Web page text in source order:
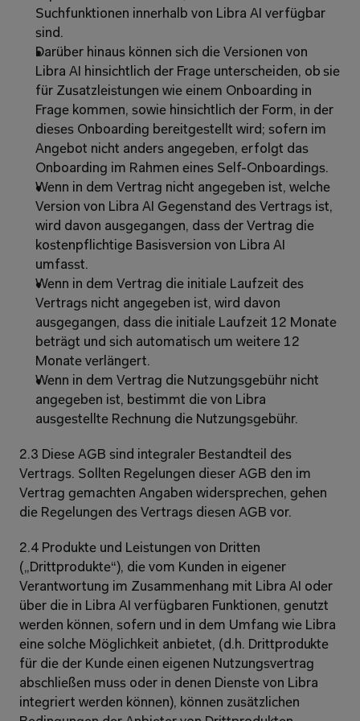
Suchfunktionen innerhalb von Libra AI verfügbar
sind.
Darüber hinaus können sich die Versionen von
Libra AI hinsichtlich der Frage unterscheiden, ob sie
für Zusatzleistungen wie einem Onboarding in
Frage kommen, sowie hinsichtlich der Form, in der
dieses Onboarding bereitgestellt wird; sofern im
Angebot nicht anders angegeben, erfolgt das
Onboarding im Rahmen eines Self-Onboardings.
Wenn in dem Vertrag nicht angegeben ist, welche
Version von Libra AI Gegenstand des Vertrags ist,
wird davon ausgegangen, dass der Vertrag die
kostenpflichtige Basisversion von Libra AI
umfasst.
Wenn in dem Vertrag die initiale Laufzeit des
Vertrags nicht angegeben ist, wird davon
ausgegangen, dass die initiale Laufzeit 12 Monate
beträgt und sich automatisch um weitere 12
Monate verlängert.
Wenn in dem Vertrag die Nutzungsgebühr nicht
angegeben ist, bestimmt die von Libra
ausgestellte Rechnung die Nutzungsgebühr.
2.3 Diese AGB sind integraler Bestandteil des
Vertrags. Sollten Regelungen dieser AGB den im
Vertrag gemachten Angaben widersprechen, gehen
die Regelungen des Vertrags diesen AGB vor.
2.4 Produkte und Leistungen von Dritten
(„Drittprodukte“), die vom Kunden in eigener
Verantwortung im Zusammenhang mit Libra AI oder
über die in Libra AI verfügbaren Funktionen, genutzt
werden können, sofern und in dem Umfang wie Libra
eine solche Möglichkeit anbietet, (d.h. Drittprodukte
für die der Kunde einen eigenen Nutzungsvertrag
abschließen muss oder in denen Dienste von Libra
integriert werden können), können zusätzlichen